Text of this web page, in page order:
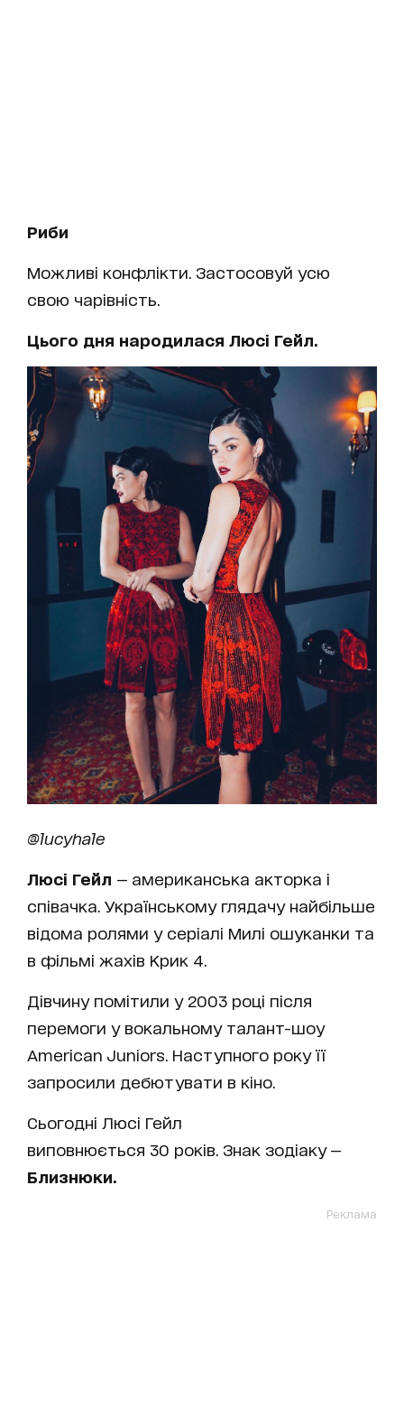
Риби
Можливі конфлікти. Застосовуй усю
свою чарівність.
Цього дня народилася Люсі Гейл.
@lucyhale
Люсі Гейл — американська акторка і
співачка. Українському глядачу найбільше
відома ролями у серіалі Милі ошуканки та
в фільмі жахів Крик 4.
Дівчину помітили у 2003 році після
перемоги у вокальному талант-шоу
American Juniors. Наступного року її
запросили дебютувати в кіно.
Сьогодні Люсі Гейл
виповнюється 30 років. Знак зодіаку —
Близнюки.
Реклама